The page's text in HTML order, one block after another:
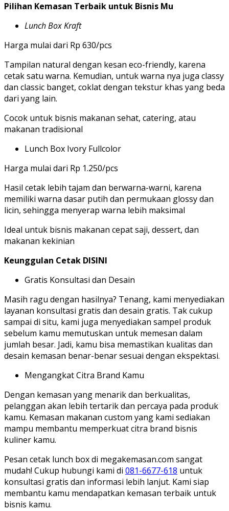
Pilihan Kemasan Terbaik untuk Bisnis Mu
Lunch Box Kraft
Harga mulai dari Rp 630/pcs
Tampilan natural dengan kesan eco-friendly, karena
cetak satu warna. Kemudian, untuk warna nya juga classy
dan classic banget, coklat dengan tekstur khas yang beda
dari yang lain.
Cocok untuk bisnis makanan sehat, catering, atau
makanan tradisional
Lunch Box Ivory Fullcolor
Harga mulai dari Rp 1.250/pcs
Hasil cetak lebih tajam dan berwarna-warni, karena
memiliki warna dasar putih dan permukaan glossy dan
licin, sehingga menyerap warna lebih maksimal
Ideal untuk bisnis makanan cepat saji, dessert, dan
makanan kekinian
Keunggulan Cetak DISINI
Gratis Konsultasi dan Desain
Masih ragu dengan hasilnya? Tenang, kami menyediakan
layanan konsultasi gratis dan desain gratis. Tak cukup
sampai di situ, kami juga menyediakan sampel produk
sebelum kamu memutuskan untuk memesan dalam
jumlah besar. Jadi, kamu bisa memastikan kualitas dan
desain kemasan benar-benar sesuai dengan ekspektasi.
Mengangkat Citra Brand Kamu
Dengan kemasan yang menarik dan berkualitas,
pelanggan akan lebih tertarik dan percaya pada produk
kamu. Kemasan makanan custom yang kami sediakan
mampu membantu memperkuat citra brand bisnis
kuliner kamu.
Pesan cetak lunch box di megakemasan.com sangat
mudah! Cukup hubungi kami di 081-6677-618 untuk
konsultasi gratis dan informasi lebih lanjut. Kami siap
membantu kamu mendapatkan kemasan terbaik untuk
bisnis kamu.